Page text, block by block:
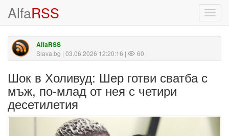
AlfaRSS
AlfaRSS
Slava.bg | 03.06.2026 12:20:16 | 60
Шок в Холивуд: Шер готви сватба с
мъж, по-млад от нея с четири
десетилетия